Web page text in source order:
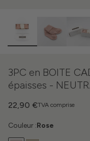
3PC en BOITE
épaisses -
TVA comprise
22,90 €
Couleur :Rose